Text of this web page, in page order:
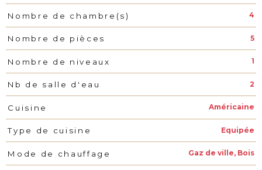
Nombre de chambre(s) 4
Nombre de pièces 5
Nombre de niveaux 1
Nb de salle d'eau 2
Cuisine Américaine
Type de cuisine Equipée
Mode de chauffage Gaz de ville, Bois